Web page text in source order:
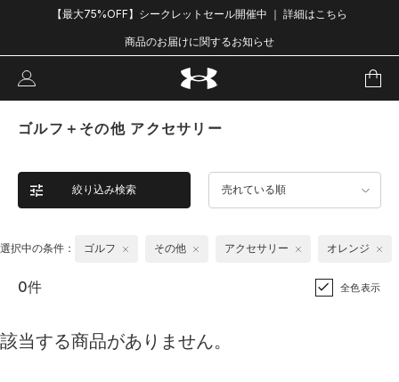
【最大75%OFF】シークレットセール開催中 ｜ 詳細はこちら
商品のお届けに関するお知らせ
ゴルフ＋その他 アクセサリー
絞り込み検索 売れている順
選択中の条件： ゴルフ その他 アクセサリー オレンジ
0件 全色表示
該当する商品がありません。